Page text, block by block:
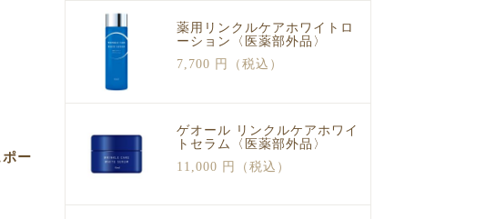
ー
薬用リンクルケアホワイトロ
ーション〈医薬部外品〉
7,700 円（税込）
ゲオール リンクルケアホワイ
トセラム〈医薬部外品〉
11,000 円（税込）